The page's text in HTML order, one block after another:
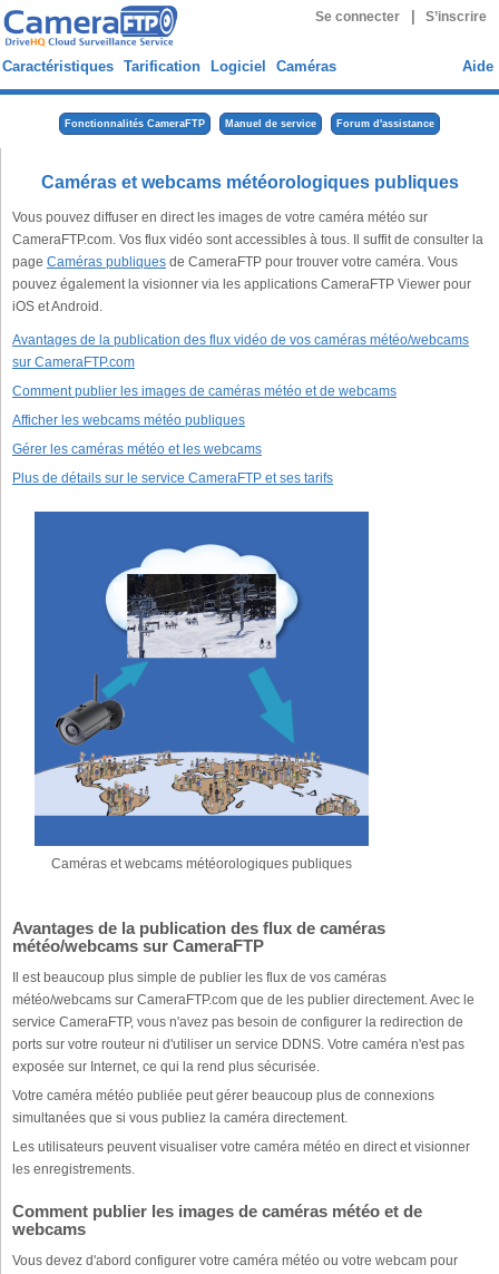
Se connecter S’inscrire
Caractéristiques Tarification Logiciel Caméras Aide
Fonctionnalités CameraFTP Manuel de service Forum d'assistance
Caméras et webcams météorologiques publiques
Vous pouvez diffuser en direct les images de votre caméra météo sur
CameraFTP.com. Vos flux vidéo sont accessibles à tous. Il suffit de consulter la
page Caméras publiques de CameraFTP pour trouver votre caméra. Vous
pouvez également la visionner via les applications CameraFTP Viewer pour
iOS et Android.
Avantages de la publication des flux vidéo de vos caméras météo/webcams
sur CameraFTP.com
Comment publier les images de caméras météo et de webcams
Afficher les webcams météo publiques
Gérer les caméras météo et les webcams
Plus de détails sur le service CameraFTP et ses tarifs
Caméras et webcams météorologiques publiques
Avantages de la publication des flux de caméras
météo/webcams sur CameraFTP
Il est beaucoup plus simple de publier les flux de vos caméras
météo/webcams sur CameraFTP.com que de les publier directement. Avec le
service CameraFTP, vous n'avez pas besoin de configurer la redirection de
ports sur votre routeur ni d'utiliser un service DDNS. Votre caméra n'est pas
exposée sur Internet, ce qui la rend plus sécurisée.
Votre caméra météo publiée peut gérer beaucoup plus de connexions
simultanées que si vous publiez la caméra directement.
Les utilisateurs peuvent visualiser votre caméra météo en direct et visionner
les enregistrements.
Comment publier les images de caméras météo et de
webcams
Vous devez d'abord configurer votre caméra météo ou votre webcam pour